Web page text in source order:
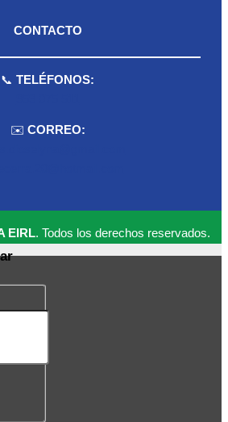
CONTACTO
📞 TELÉFONOS:
✉️ CORREO:
EIRL. Todos los derechos reservados.